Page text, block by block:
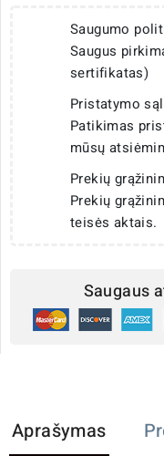
Saugumo
Saugus
sertifikatas)
Pristatymo
Patikimas
mūsų
Prekių
Prekių
teisės aktais.
Saugaus
Aprašymas